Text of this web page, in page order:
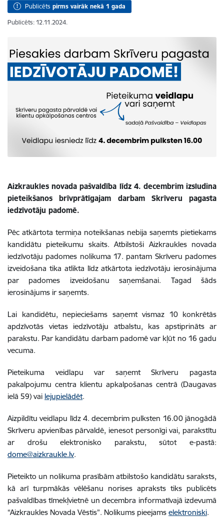
Publicēts pirms vairāk nekā 1 gada
Publicēts: 12.11.2024.
Aizkraukles novada pašvaldība līdz 4. decembrim izsludina
pieteikšanos brīvprātīgajam darbam Skrīveru pagasta
iedzīvotāju padomē.
Pēc atkārtota termiņa noteikšanas nebija saņemts pietiekams
kandidātu pieteikumu skaits. Atbilstoši Aizkraukles novada
iedzīvotāju padomes nolikuma 17. pantam Skrīveru padomes
izveidošana tika atlikta līdz atkārtota iedzīvotāju ierosinājuma
par padomes izveidošanu saņemšanai. Tagad šāds
ierosinājums ir saņemts.
Lai kandidētu, nepieciešams saņemt vismaz 10 konkrētās
apdzīvotās vietas iedzīvotāju atbalstu, kas apstiprināts ar
parakstu. Par kandidātu darbam padomē var kļūt no 16 gadu
vecuma.
Pieteikuma veidlapu var saņemt Skrīveru pagasta
pakalpojumu centra klientu apkalpošanas centrā (Daugavas
ielā 59) vai lejupielādēt.
Aizpildītu veidlapu līdz 4. decembrim pulksten 16.00 jānogādā
Skrīveru apvienības pārvaldē, ienesot personīgi vai, parakstītu
ar drošu elektronisko parakstu, sūtot e-pastā:
dome@aizkraukle.lv.
Pieteikto un nolikuma prasībām atbilstošo kandidātu saraksts,
kā arī turpmākās vēlēšanu norises apraksts tiks publicēts
pašvaldības tīmekļvietnē un decembra informatīvajā izdevumā
“Aizkraukles Novada Vēstis”. Nolikums pieejams elektroniski.